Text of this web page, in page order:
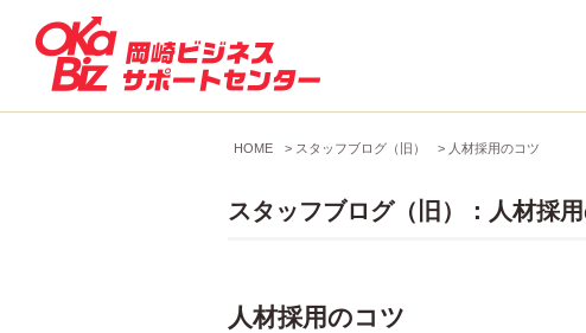
HOME > スタッフブログ（旧） > 人材採用のコツ
スタッフブログ（旧）：人材採
人材採用のコツ